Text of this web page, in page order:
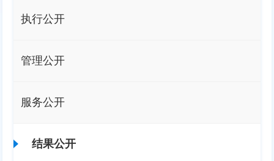
执行公开
管理公开
服务公开
结果公开